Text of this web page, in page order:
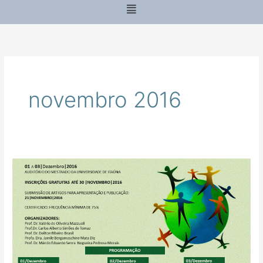
Menu
novembro 2016
IV
SEMINÁRIO
INTERNACIONAL
ESTADO,
CONSTITUCIONALISMO
SOCIAL
E